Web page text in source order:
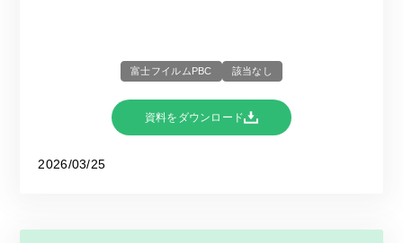
富士フイルムPBC 該当なし
資料をダウンロード
2026/03/25